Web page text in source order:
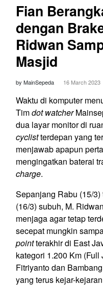
Fian
dengan
Ridwan
Masjid
by MainSepeda 16 March 2023
Waktu di komputer
Timdot watcher
dua layar monitor di
cyclistterdepan yang
menjawab apapun
mengingatkan baterai
charge.
Sepanjang Rabu (15/
(16/3) subuh, M.
menjaga agar tetap
secepat mungkin
pointterakhir di East
kategori 1.200 Km
Fitriyanto dan
yang terus kejar-